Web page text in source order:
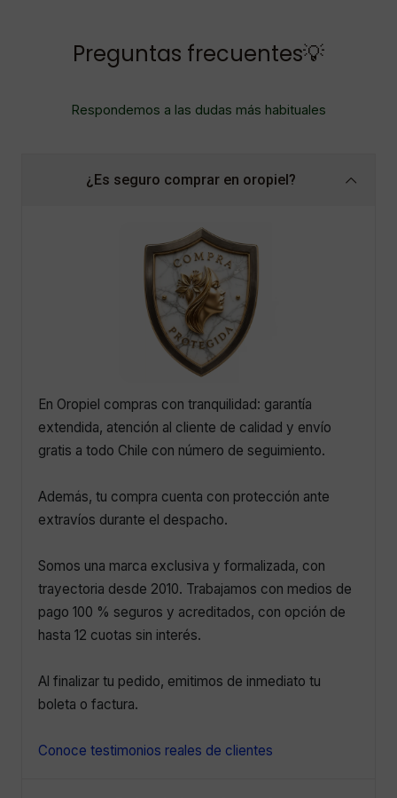
Preguntas frecuentes💡
Respondemos a las dudas más habituales
¿Es seguro comprar en oropiel?
En Oropiel compras con tranquilidad: garantía
extendida, atención al cliente de calidad y envío
gratis a todo Chile con número de seguimiento.
Además, tu compra cuenta con protección ante
extravíos durante el despacho.
Somos una marca exclusiva y formalizada, con
trayectoria desde 2010. Trabajamos con medios de
pago 100 % seguros y acreditados, con opción de
hasta 12 cuotas sin interés.
Al finalizar tu pedido, emitimos de inmediato tu
boleta o factura.
Conoce testimonios reales de clientes